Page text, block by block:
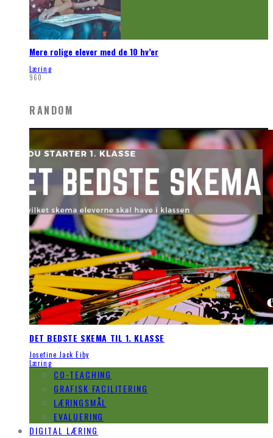
Mere rolige elever med de 10 hv’er
Læring
960
RANDOM
DET BEDSTE SKEMA TIL 1. KLASSE
Josefine Jack Eiby
Læring
CO-TEACHING
GRAFISK FACILITERING
LÆRINGSMÅL
EVALUERING
DIGITAL LÆRING